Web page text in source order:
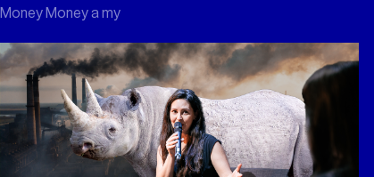
Money Money a my